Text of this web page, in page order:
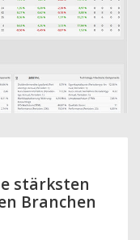
stärksten
Branchen